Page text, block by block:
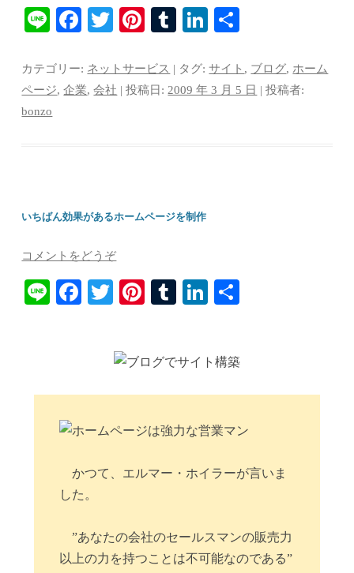
Li
Fa
bo
ok
T
tte
r
Pi
er
es
T
m
bl
Li
ed
In
カテゴリー: ネットサービス | タグ:サイト , ブログ, ホーム
ページ,企業,会社 | 投稿日: 2009 年 3 月 5 日 |投稿者:
bonzo
いちばん効果があるホームページを制作
コメントをどうぞ
Li
Fa T
r
Pi
es
t
T
bl
r
Li
In
かつて、エルマー・ホイラーが言いま
した。
”あなたの会社のセールスマンの販売力
以上の力を持つことは不可能なのである”